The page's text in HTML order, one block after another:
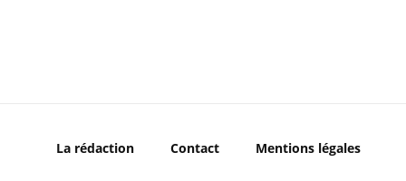
La rédaction Contact Mentions légales